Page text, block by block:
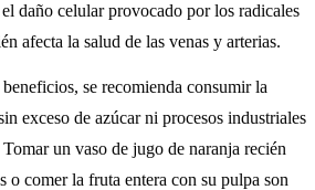
daño celular provocado por los radicales
afecta la salud de las venas y arterias.
se recomienda consumir la
exceso de azúcar ni procesos industriales
un vaso de jugo de naranja recién
o comer la fruta entera con su pulpa son